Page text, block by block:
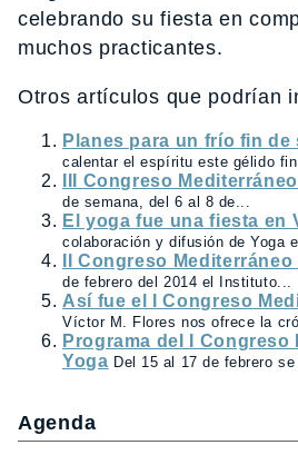
celebrando su fiesta en
muchos practicantes.
Otros artículos que podrían
Planes para un frío fin de
calentar el espíritu este gélido
III Congreso
de semana, del 6 al 8 de...
El yoga fue una fiesta en
colaboración y difusión de Yoga
II Congreso Mediterráneo
de febrero del 2014 el Instituto...
Así fue el I Congreso
Víctor M. Flores nos ofrece la
Programa deI I Congreso
Yoga Del 15 al 17 de febrero
Agenda